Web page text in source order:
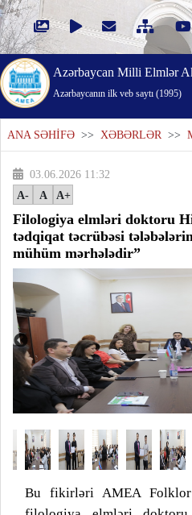
Azərbaycan Milli Elmlər
Azərbaycanın ilk veb saytı (1995)
ANA SƏHİFƏ >> XƏBƏRLƏR >>
03.06.2026 11:32
A-
A A+
Filologiya elmləri doktoru
tədqiqat təcrübəsi
mühüm mərhələdir”
Bu fikirləri AMEA